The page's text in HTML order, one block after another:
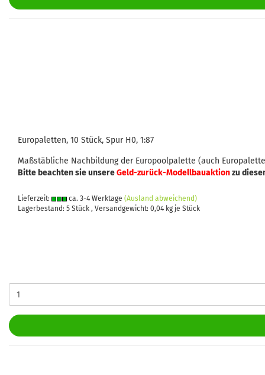
Europaletten, 10 Stück, Spur H0, 1:87
Maßstäbliche Nachbildung der Europoolpalette (auch
Bitte beachten sie unsereGeld-zurück-Modellbauaktionzu
Lieferzeit: ca. 3-4 Werktage (Ausland abweichend)
Lagerbestand: 5 Stück , Versandgewicht: 0,04 kg je Stück